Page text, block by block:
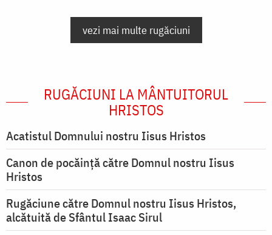
vezi mai multe rugăciuni
RUGĂCIUNI LA MÂNTUITORUL
HRISTOS
Acatistul Domnului nostru Iisus Hristos
Canon de pocăință către Domnul nostru Iisus
Hristos
Rugăciune către Domnul nostru Iisus Hristos,
alcătuită de Sfântul Isaac Sirul